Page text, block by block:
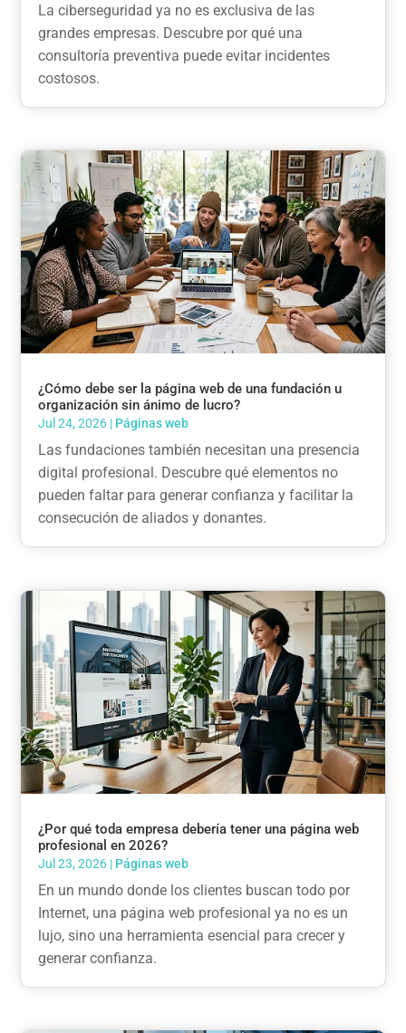
La ciberseguridad ya no es exclusiva de las
grandes empresas. Descubre por qué una
consultoría preventiva puede evitar incidentes
costosos.
¿Cómo debe ser la página web de una fundación u
organización sin ánimo de lucro?
Jul 24, 2026 | Páginas web
Las fundaciones también necesitan una presencia
digital profesional. Descubre qué elementos no
pueden faltar para generar confianza y facilitar la
consecución de aliados y donantes.
¿Por qué toda empresa debería tener una página web
profesional en 2026?
Jul 23, 2026 | Páginas web
En un mundo donde los clientes buscan todo por
Internet, una página web profesional ya no es un
lujo, sino una herramienta esencial para crecer y
generar confianza.